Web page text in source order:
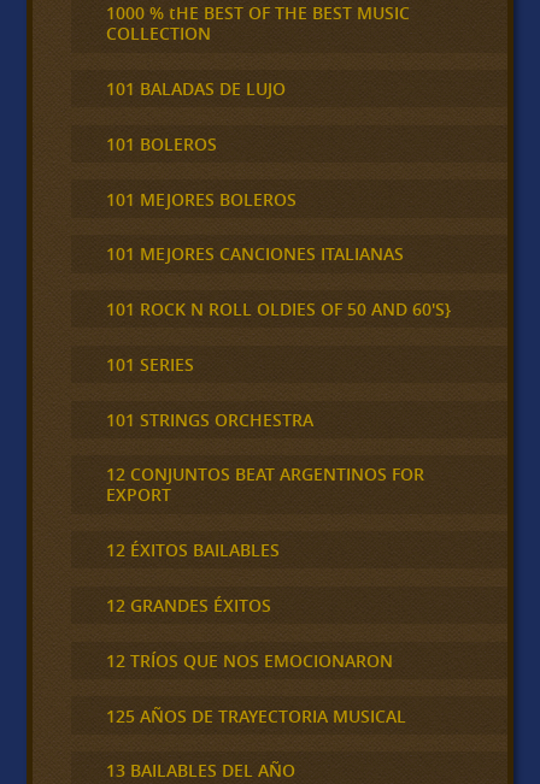
1000 % tHE BEST OF THE BEST MUSIC
COLLECTION
101 BALADAS DE LUJO
101 BOLEROS
101 MEJORES BOLEROS
101 MEJORES CANCIONES ITALIANAS
101 ROCK N ROLL OLDIES OF 50 AND 60'S}
101 SERIES
101 STRINGS ORCHESTRA
12 CONJUNTOS BEAT ARGENTINOS FOR
EXPORT
12 ÉXITOS BAILABLES
12 GRANDES ÉXITOS
12 TRÍOS QUE NOS EMOCIONARON
125 AÑOS DE TRAYECTORIA MUSICAL
13 BAILABLES DEL AÑO